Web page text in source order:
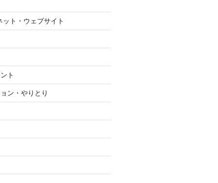
ト・ウェブサイト
ト
ン・やりとり